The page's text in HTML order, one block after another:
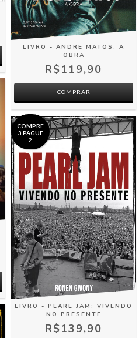
LIVRO - ANDRE MATOS: A
OBRA
R$119,90
COMPRAR
COMPRE
3 PAGUE
2
LIVRO - PEARL JAM: VIVENDO
NO PRESENTE
R$139,90